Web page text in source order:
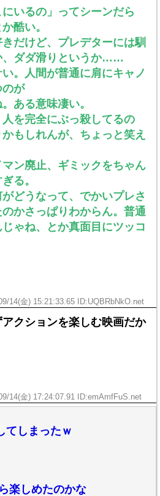
にいるの」ってシーンだら
酷い。
だけど、プレデターには馴
、ダダ滑りというか……
。人間が普通に肩にキャノ
のが
ある意味凄い。
を完全にぶっ殺してるの
もしれんが、ちょっと笑え
ン廃止、ギミックをちゃん
る。
どうなって、でかいプレさ
かさっぱりわからん。普通
ゃね、とか真面目にツッコ
14(金) 15:21:33.65 ID:UQBRbNkO.net
クションを楽しむ映画だか
14(金) 17:24:07.91 ID:emAmfFuS.net
てしまったｗ
楽しめたのかな